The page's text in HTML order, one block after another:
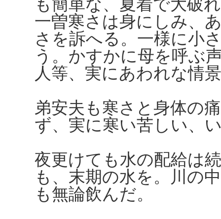
も簡単な、夏着で大破
一曽寒さは身にしみ、
さを訴へる。一様に小
う。かすかに母を呼ぶ
人等、実にあわれな情
弟安夫も寒さと身体の
ず、実に寒い苦しい、
夜更けても水の配給は
も、末期の水を。川の
も無論飲んだ。